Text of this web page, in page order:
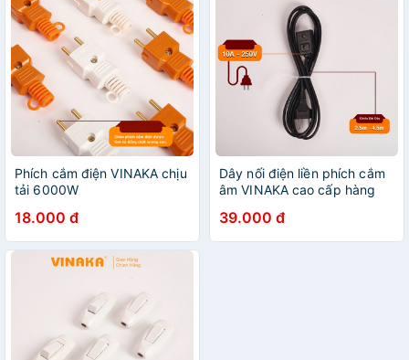
Phích cắm điện VINAKA chịu
tải 6000W
18.000 đ
Dây nối điện liền phích cắm
âm VINAKA cao cấp hàng
39.000 đ